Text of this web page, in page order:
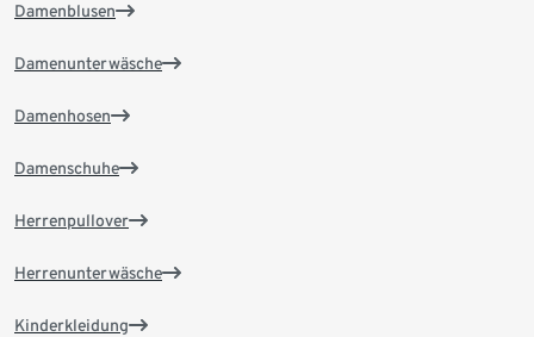
Damenblusen
Damenunterwäsche
Damenhosen
Damenschuhe
Herrenpullover
Herrenunterwäsche
Kinderkleidung